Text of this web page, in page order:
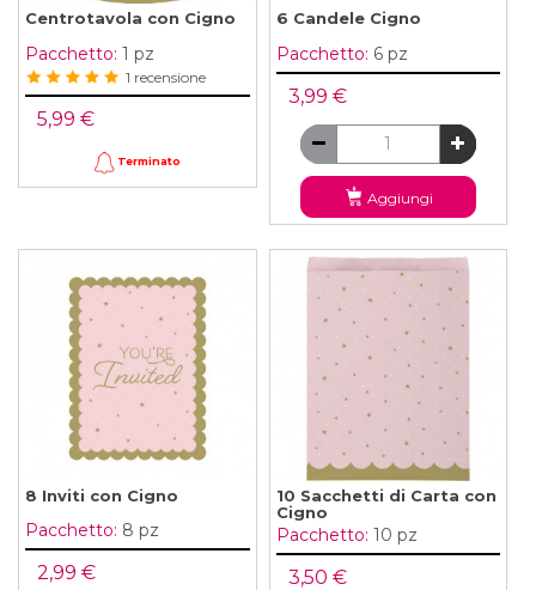
Centrotavola con Cigno
Pacchetto: 1 pz
1 recensione
5,99 €
Terminato
6 Candele Cigno
Pacchetto: 6 pz
3,99 €
Aggiungi
8 Inviti con Cigno
Pacchetto: 8 pz
2,99 €
10 Sacchetti di Carta con
Cigno
Pacchetto: 10 pz
3,50 €